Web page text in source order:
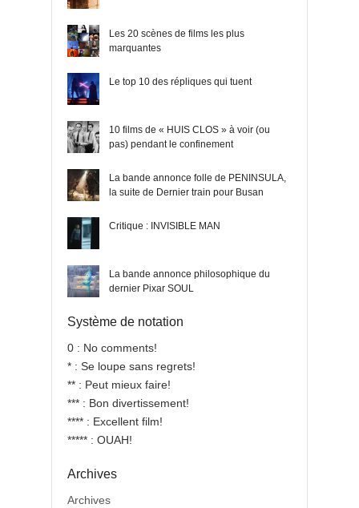
Les 20 scènes de films les plus
marquantes
Le top 10 des répliques qui tuent
10 films de « HUIS CLOS » à voir (ou
pas) pendant le confinement
La bande annonce folle de PENINSULA,
la suite de Dernier train pour Busan
Critique : INVISIBLE MAN
La bande annonce philosophique du
dernier Pixar SOUL
Système de notation
0 : No comments!
* : Se loupe sans regrets!
** : Peut mieux faire!
*** : Bon divertissement!
**** : Excellent film!
***** : OUAH!
Archives
Archives